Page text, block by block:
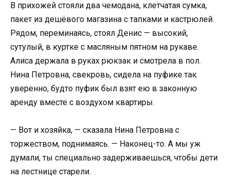
В прихожей стояли два чемодана, клетчатая сумка,
пакет из дешёвого магазина с тапками и кастрюлей.
Рядом, переминаясь, стоял Денис — высокий,
сутулый, в куртке с масляным пятном на рукаве.
Алиса держала в руках рюкзак и смотрела в пол.
Нина Петровна, свекровь, сидела на пуфике так
уверенно, будто пуфик был взят ею в законную
аренду вместе с воздухом квартиры.
— Вот и хозяйка, — сказала Нина Петровна с
торжеством, поднимаясь. — Наконец-то. А мы уж
думали, ты специально задерживаешься, чтобы дети
на лестнице старели.